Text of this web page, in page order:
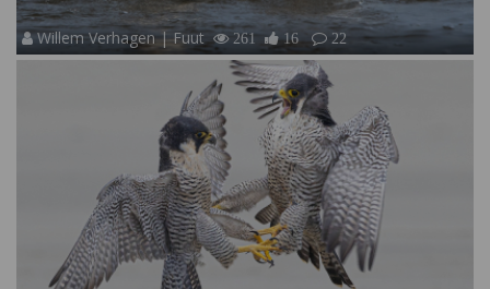
Willem Verhagen | Fuut 261 16 22